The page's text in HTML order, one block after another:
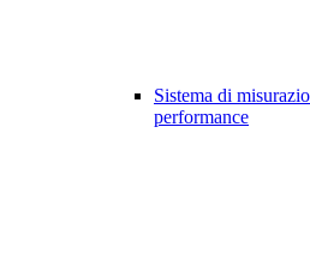
Sistema di
performance